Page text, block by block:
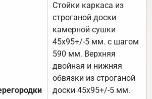
Стойки каркаса из
строганой доски
камерной сушки
45х95+/-5 мм. с шагом
590 мм. Верхняя
двойная и нижняя
обвязки из строганой
доски 45х95+/-5 мм.